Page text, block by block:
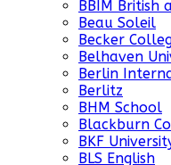
BBIM British
Beau Soleil
Becker
Belhaven
Berlin
Berlitz
BHM School
Blackburn
BKF
BLS English